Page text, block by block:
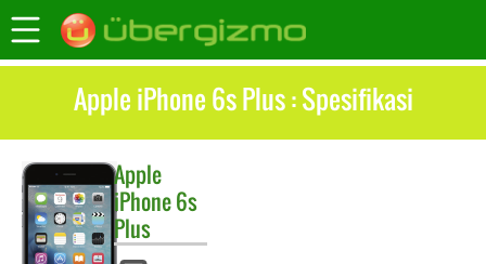
Apple iPhone 6s Plus : Spesifikasi
Apple
iPhone 6s
Plus